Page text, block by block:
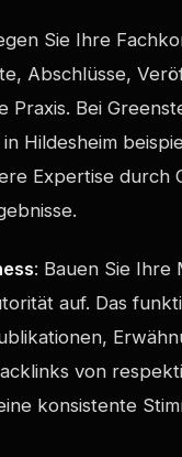
Sie Ihre
Abschlüsse,
Praxis. Bei
Hildesheim
Expertise durch
: Bauen Sie Ihre
auf. Das
von
konsistente